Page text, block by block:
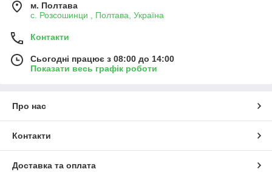
м. Полтава
с. Розсошинци , Полтава, Україна
Контакти
Сьогодні працює з 08:00 до 14:00
Показати весь графік роботи
Про нас
Контакти
Доставка та оплата